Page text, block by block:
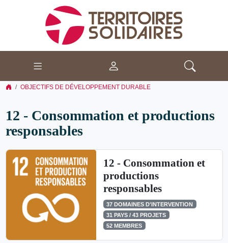
OBJECTIFS DE DÉVELOPPEMENT DURABLE
12 - Consommation et productions
responsables
12 - Consommation et
productions
responsables
37 DOMAINES D'INTERVENTION
31 PAYS / 43 PROJETS
52 MEMBRES